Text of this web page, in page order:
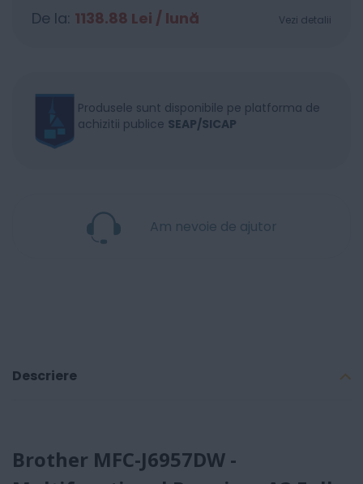
De la: 1138.88 Lei / lună Vezi detalii
Produsele sunt disponibile pe platforma de
achizitii publice SEAP/SICAP
Am nevoie de ajutor
Descriere
Brother MFC-J6957DW -